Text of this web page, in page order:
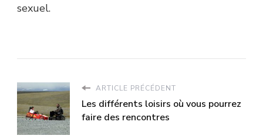
sexuel.
ARTICLE PRÉCÉDENT
Les différents loisirs où vous pourrez
faire des rencontres